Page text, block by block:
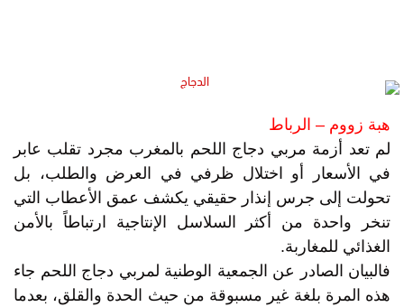
هبة زووم – الرباط
لم تعد أزمة مربي دجاج اللحم بالمغرب مجرد تقلب عابر
في الأسعار أو اختلال ظرفي في العرض والطلب، بل
تحولت إلى جرس إنذار حقيقي يكشف عمق الأعطاب التي
تنخر واحدة من أكثر السلاسل الإنتاجية ارتباطاً بالأمن
الغذائي للمغاربة.
فالبيان الصادر عن الجمعية الوطنية لمربي دجاج اللحم جاء
هذه المرة بلغة غير مسبوقة من حيث الحدة والقلق، بعدما